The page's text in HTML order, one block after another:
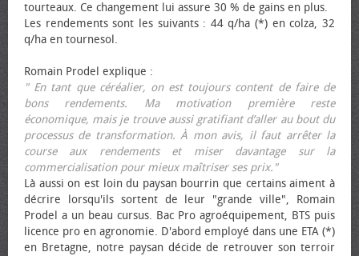
tourteaux. Ce changement lui assure 30 % de gains en plus.
Les rendements sont les suivants : 44 q/ha (*) en colza, 32
q/ha en tournesol.
Romain Prodel explique :
" En tant que céréalier, on est toujours content de faire de
bons rendements. Ma motivation première reste
économique, mais je trouve aussi gratifiant d’aller au bout du
processus de transformation. À mon avis, il faut arrêter la
course aux rendements et miser davantage sur la
commercialisation pour mieux maîtriser ses prix."
Là aussi on est loin du paysan bourrin que certains aiment à
décrire lorsqu'ils sortent de leur "grande ville", Romain
Prodel a un beau cursus. Bac Pro agroéquipement, BTS puis
licence pro en agronomie. D'abord employé dans une ETA (*)
en Bretagne, notre paysan décide de retrouver son terroir